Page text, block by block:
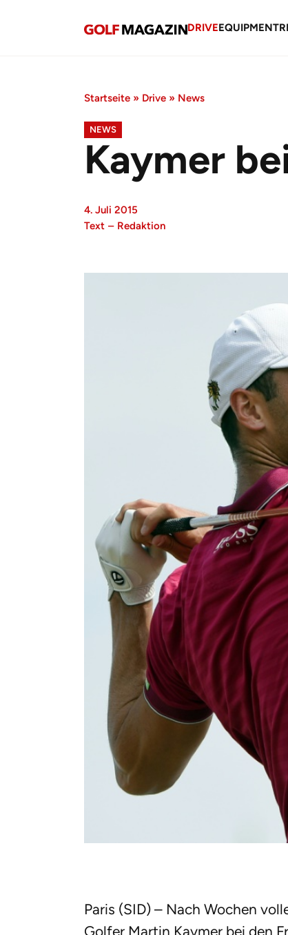
DRIVEEQUIPMENT
Startseite » Drive » News
NEWS
Kaymer
4. Juli 2015
Text – Redaktion
Paris (SID) – Nach Wochen
Golfer Martin Kaymer bei den